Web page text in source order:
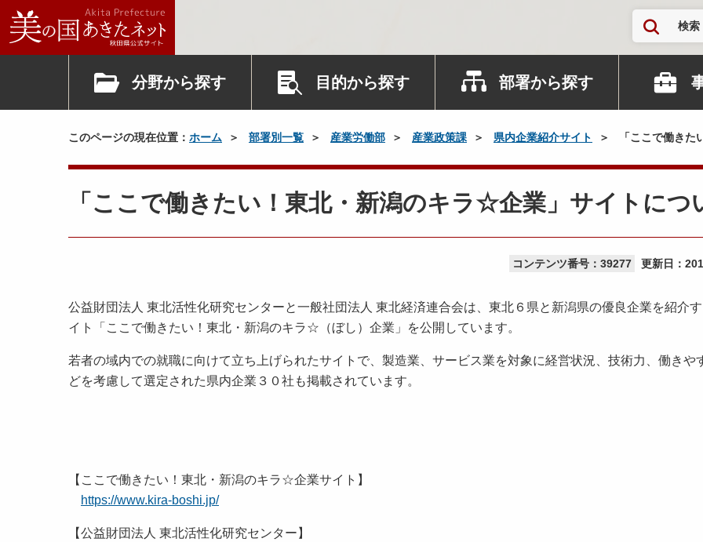
検索
分野から探す 目的から探す 部署から探す
このページの現在位置： ホーム 部署別一覧 産業労働部 産業政策課 県内企業紹介サイト 「ここで働きた
「ここで働きたい！東北・新潟のキラ☆企業」サイトにつ
コンテンツ番号：39277 更新日：
公益財団法人 東北活性化研究センターと一般社団法人 東北経済連合会は、東北６県と新潟県の優良企業を紹介
イト「ここで働きたい！東北・新潟のキラ☆（ぼし）企業」を公開しています。
若者の域内での就職に向けて立ち上げられたサイトで、製造業、サービス業を対象に経営状況、技術力、働きや
どを考慮して選定された県内企業３０社も掲載されています。
【ここで働きたい！東北・新潟のキラ☆企業サイト】
https://www.kira-boshi.jp/
【公益財団法人 東北活性化研究センター】